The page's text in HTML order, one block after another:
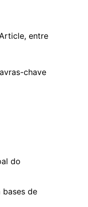
entre
chave
do
de